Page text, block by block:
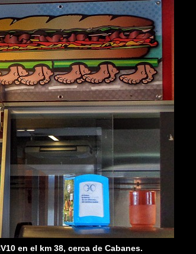
en el km 38, cerca de Cabanes.